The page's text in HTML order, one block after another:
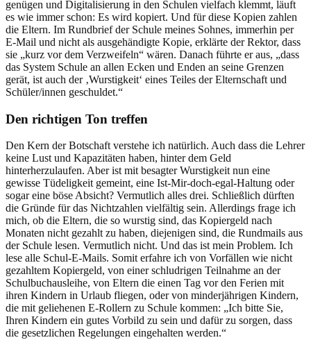
genügen und Digitalisierung in den Schulen vielfach klemmt, läuft
es wie immer schon: Es wird kopiert. Und für diese Kopien zahlen
die Eltern. Im Rundbrief der Schule meines Sohnes, immerhin per
E-Mail und nicht als ausgehändigte Kopie, erklärte der Rektor, dass
sie „kurz vor dem Verzweifeln“ wären. Danach führte er aus, „dass
das System Schule an allen Ecken und Enden an seine Grenzen
gerät, ist auch der ‚Wurstigkeit‘ eines Teiles der Elternschaft und
Schüler/innen geschuldet.“
Den richtigen Ton treffen
Den Kern der Botschaft verstehe ich natürlich. Auch dass die Lehrer
keine Lust und Kapazitäten haben, hinter dem Geld
hinterherzulaufen. Aber ist mit besagter Wurstigkeit nun eine
gewisse Tüdeligkeit gemeint, eine Ist-Mir-doch-egal-Haltung oder
sogar eine böse Absicht? Vermutlich alles drei. Schließlich dürften
die Gründe für das Nichtzahlen vielfältig sein. Allerdings frage ich
mich, ob die Eltern, die so wurstig sind, das Kopiergeld nach
Monaten nicht gezahlt zu haben, diejenigen sind, die Rundmails aus
der Schule lesen. Vermutlich nicht. Und das ist mein Problem. Ich
lese alle Schul-E-Mails. Somit erfahre ich von Vorfällen wie nicht
gezahltem Kopiergeld, von einer schludrigen Teilnahme an der
Schulbuchausleihe, von Eltern die einen Tag vor den Ferien mit
ihren Kindern in Urlaub fliegen, oder von minderjährigen Kindern,
die mit geliehenen E-Rollern zu Schule kommen: „Ich bitte Sie,
Ihren Kindern ein gutes Vorbild zu sein und dafür zu sorgen, dass
die gesetzlichen Regelungen eingehalten werden.“